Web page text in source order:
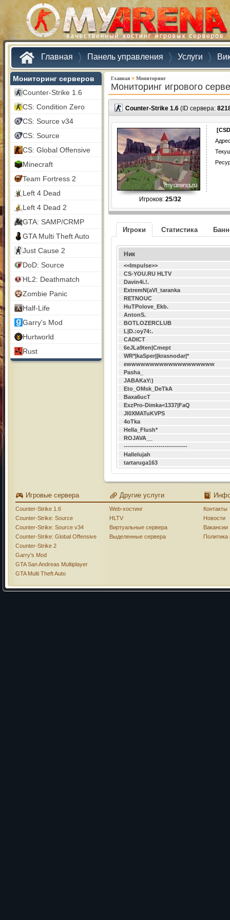
Главная Панель управления Услуги
Мониторинг серверов
Counter-Strike 1.6
CS: Condition Zero
CS: Source v34
CS: Source
CS: Global Offensive
Minecraft
Team Fortress 2
Left 4 Dead
Left 4 Dead 2
GTA: SAMP/CRMP
GTA Multi Theft Auto
Just Cause 2
DoD: Source
HL2: Deathmatch
Zombie Panic
Half-Life
Garry's Mod
Hurtworld
Rust
Главная » Мониторинг
Мониторинг игрового
Counter-Strike 1.6 (ID сервера:
Игроков: 25/32
Игроки Статистика
Ник
<<Impulse>>
CS-YOU.RU HLTV
Davin4i.!.
ExtremN(aVI_taranka
RETNOUC
HuTPolove_Ekb.
AntonS.
BOTLOZERCLUB
L|D.:oy74:.
CADICT
6eJLa9ten|Cmept
WR*|kaSper||krasnodar|*
ewwwwwwwwwwwwwwwwwww
Pasha_
JABAKaY:)
Eto_OMsk_DeTkA
Baxa6ucT
ExzPro-Dimka<1337|FaQ
Jl0XMATuKVPS
4oTka
Hella_Flush*
ROJAVA__
-------------------------------
Hallelujah
tartaruga163
Игровые сервера
Counter-Strike 1.6
Counter-Strike: Source
Counter-Strike: Source v34
Counter-Strike: Global Offensive
Counter-Strike 2
Garry's Mod
GTA San Andreas Multiplayer
GTA Multi Theft Auto
Другие услуги
Web-хостинг
HLTV
Виртуальные сервера
Выделенные сервера
Контакты
Новости
Вакансии
Политика